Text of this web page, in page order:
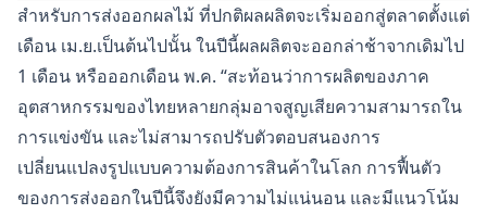
สำหรับการส่งออกผลไม้ ที่ปกติผลผลิตจะเริ่มออกสู่ตลาดตั้งแต่
เดือน เม.ย.เป็นต้นไปนั้น ในปีนี้ผลผลิตจะออกล่าช้าจากเดิมไป
1 เดือน หรือออกเดือน พ.ค. “สะท้อนว่าการผลิตของภาค
อุตสาหกรรมของไทยหลายกลุ่มอาจสูญเสียความสามารถใน
การแข่งขัน และไม่สามารถปรับตัวตอบสนองการ
เปลี่ยนแปลงรูปแบบความต้องการสินค้าในโลก การฟื้นตัว
ของการส่งออกในปีนี้จึงยังมีความไม่แน่นอน และมีแนวโน้ม